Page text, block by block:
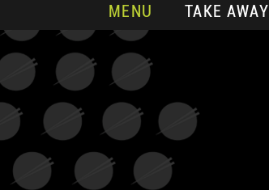
MENU TAKE AWAY